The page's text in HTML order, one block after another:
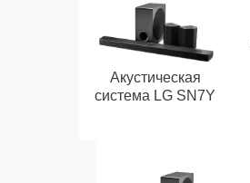
Акустическая
система LG SN7Y